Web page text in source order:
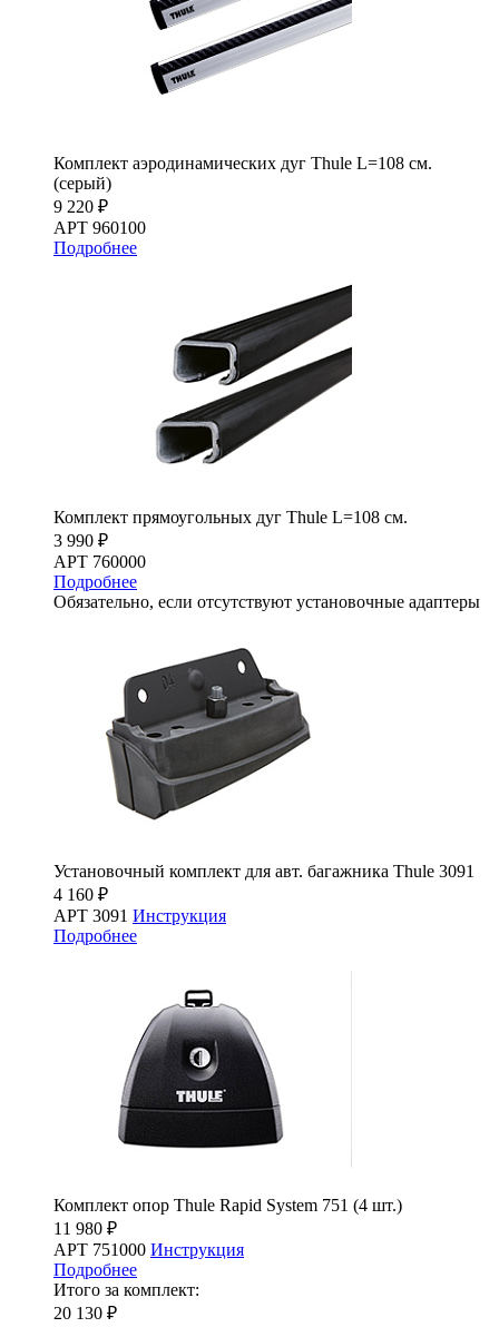
Комплект аэродинамических дуг Thule L=108 см.
(серый)
9 220 ₽
АРТ 960100
Подробнее
Комплект прямоугольных дуг Thule L=108 см.
3 990 ₽
АРТ 760000
Подробнее
Обязательно, если отсутствуют установочные адаптеры
Установочный комплект для авт. багажника Thule 3091
4 160 ₽
АРТ 3091 Инструкция
Подробнее
Комплект опор Thule Rapid System 751 (4 шт.)
11 980 ₽
АРТ 751000 Инструкция
Подробнее
Итого за комплект:
20 130 ₽